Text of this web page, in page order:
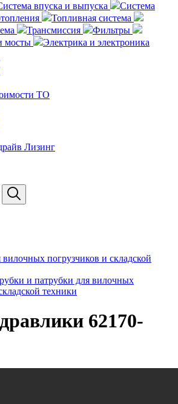
впуска и выпуска
Система
Топливная система
Трансмиссия
Фильтры
мосты
Электрика и электроника
ТО
Лизинг
вилочных погрузчиков и складской
и патрубки для вилочных
техники
62170-